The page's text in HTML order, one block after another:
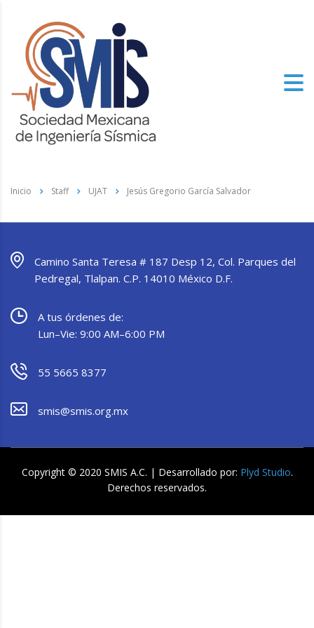
Inicio Staff UJAT Jesús Gregorio García Salvador
Camino Santa Teresa # 187 Desp 12, Col. Parques del
Pedregal, Tlalpan. C.P. 14010 México D.F.
A tus órdenes de:
Lun–Vie: 9:00 AM–6:00 PM
55 5665 8377
smis@smis.org.mx
Copyright © 2020 SMIS A.C. | Desarrollado por: Plyd Studio.
Derechos reservados.